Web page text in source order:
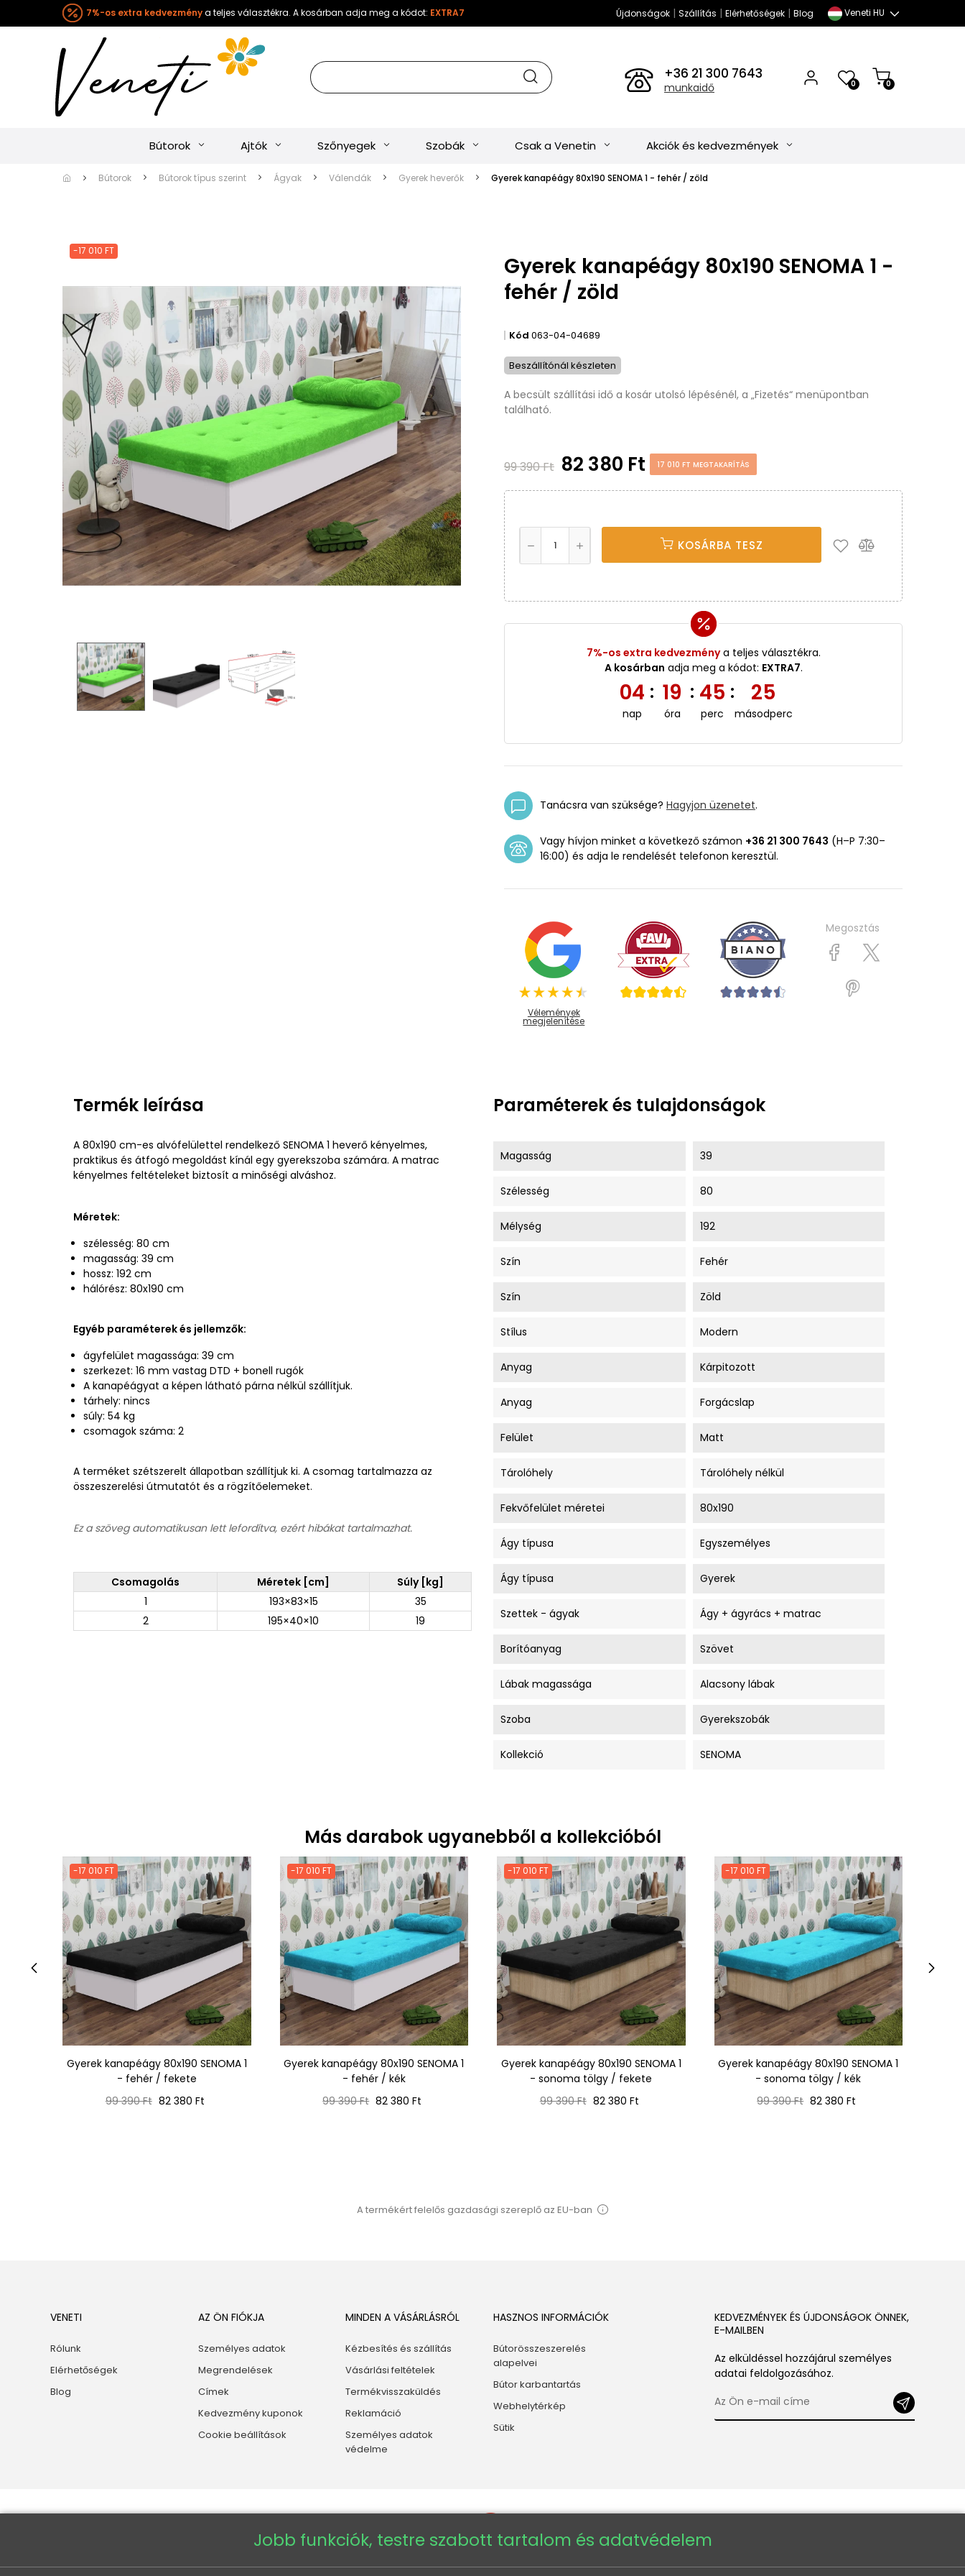
7%-os extra kedvezménya teljes választékra. A kosárban adja meg a kódot: EXTRA7 Újdonságok| Szállítás | Elérhetőségek| Blog Veneti HU
+36 21 300 7643
munkaidő 0 0
Bútorok Ajtók Szőnyegek Szobák Csak a Venetin Akciók és kedvezmények
Bútorok Bútorok típus szerint Ágyak Válendák Gyerek heverők Gyerek kanapéágy 80x190 SENOMA 1 - fehér / zöld
-17 010 FT
Gyerek kanapéágy 80x190 SENOMA 1 -
fehér / zöld
Kód 063-04-04689
Beszállítónál készleten
A becsült szállítási idő a kosár utolsó lépésénél, a „Fizetés“ menüpontban
található.
99 390 Ft 82 380 Ft 17 010 FT MEGTAKARÍTÁS
KOSÁRBA TESZ
7%-os extra kedvezménya teljes választékra.
A kosárban adja meg a kódot: EXTRA7.
04
nap
: 19
óra
: 45
perc
: 24
másodperc
Tanácsra van szüksége? Hagyjon üzenetet.
Vagy hívjon minket a következő számon +36 21 300 7643 (H–P 7:30–
16:00) és adja le rendelését telefonon keresztül.
Vélemények
megjelenítése
Megosztás
Termék leírása
A 80x190 cm-es alvófelülettel rendelkező SENOMA 1 heverő kényelmes,
praktikus és átfogó megoldást kínál egy gyerekszoba számára. A matrac
kényelmes feltételeket biztosít a minőségi alváshoz.
Méretek:
szélesség: 80 cm
magasság: 39 cm
hossz: 192 cm
hálórész: 80x190 cm
Egyéb paraméterek és jellemzők:
ágyfelület magassága: 39 cm
szerkezet: 16 mm vastag DTD + bonell rugók
A kanapéágyat a képen látható párna nélkül szállítjuk.
tárhely: nincs
súly: 54 kg
csomagok száma: 2
A terméket szétszerelt állapotban szállítjuk ki. A csomag tartalmazza az
összeszerelési útmutatót és a rögzítőelemeket.
Ez a szöveg automatikusan lett lefordítva, ezért hibákat tartalmazhat.
Csomagolás Méretek [cm]
Súly [kg]
1
193×83×15
35
2
195×40×10 19
Paraméterek és tulajdonságok
Magasság 39
Szélesség 80
Mélység 192
Szín Fehér
Szín Zöld
Stílus Modern
Anyag Kárpitozott
Anyag Forgácslap
Felület Matt
Tárolóhely Tárolóhely nélkül
Fekvőfelület méretei 80x190
Ágy típusa Egyszemélyes
Ágy típusa Gyerek
Szettek - ágyak Ágy + ágyrács + matrac
Borítóanyag Szövet
Lábak magassága Alacsony lábak
Szoba Gyerekszobák
Kollekció SENOMA
Más darabok ugyanebből a kollekcióból
-17 010 FT
Gyerek kanapéágy 80x190 SENOMA 1
- fehér / fekete
Normál
99 390 Ft Ár
82 380 Ft
-17 010 FT
Gyerek kanapéágy 80x190 SENOMA 1
- fehér / kék
Normál
99 390 Ft Ár
82 380 Ft
-17 010 FT
Gyerek kanapéágy 80x190 SENOMA 1
- sonoma tölgy / fekete
Normál
99 390 Ft Ár
82 380 Ft
-17 010 FT
Gyerek kanapéágy 80x190 SENOMA 1
- sonoma tölgy / kék
Normál
99 390 Ft Ár
82 380 Ft
A termékért felelős gazdasági szereplő az EU-ban
VENETI
Rólunk
Elérhetőségek
Blog
AZ ÖN FIÓKJA
Személyes adatok
Megrendelések
Címek
Kedvezmény kuponok
Cookie beállítások
MINDEN A VÁSÁRLÁSRÓL
Kézbesítés és szállítás
Vásárlási feltételek
Termékvisszaküldés
Reklamáció
Személyes adatok
védelme
HASZNOS INFORMÁCIÓK
Bútorösszeszerelés
alapelvei
Bútor karbantartás
Webhelytérkép
Sütik
KEDVEZMÉNYEK ÉS ÚJDONSÁGOK ÖNNEK,
E-MAILBEN
Az elküldéssel hozzájárul személyes
adatai feldolgozásához.
Jobb funkciók, testre szabott tartalom és adatvédelem